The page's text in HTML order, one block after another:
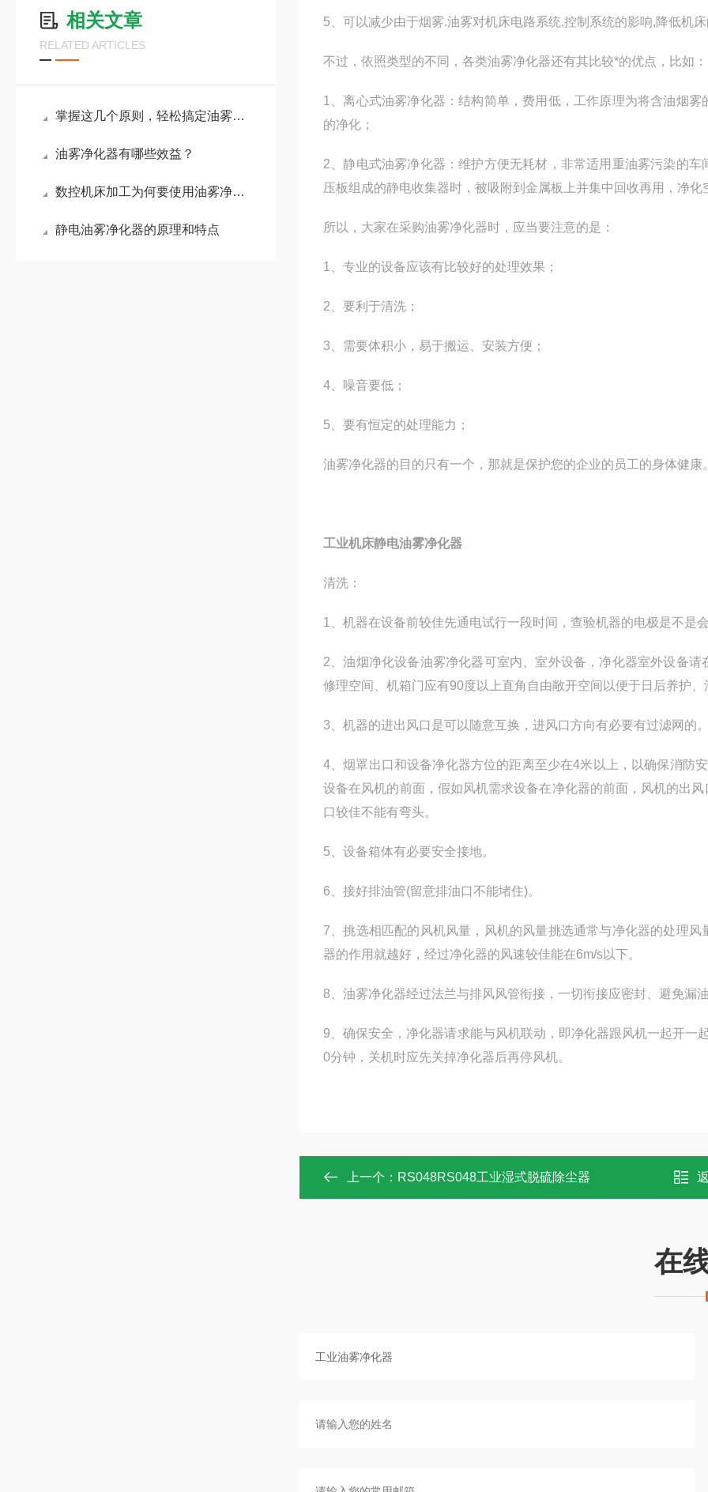
相关文章
RELATED ARTICLES
掌握这几个原则，轻松搞定油雾烟雾收集器的选购难题
油雾净化器有哪些效益？
数控机床加工为何要使用油雾净化收集器？
静电油雾净化器的原理和特点
5、可以减少由于烟雾.油雾对机床电路系统,控制系统的影响,降低机床
不过，依照类型的不同，各类油雾净化器还有其比较*的优点，比如：
1、离心式油雾净化器：结构简单，费用低，工作原理为将含油烟
的净化；
2、静电式油雾净化器：维护方便无耗材，非常适用重油雾污染的
压板组成的静电收集器时，被吸附到金属板上并集中回收再用，净化
所以，大家在采购油雾净化器时，应当要注意的是：
1、专业的设备应该有比较好的处理效果；
2、要利于清洗；
3、需要体积小，易于搬运、安装方便；
4、噪音要低；
5、要有恒定的处理能力；
油雾净化器的目的只有一个，那就是保护您的企业的员工的身体健康。
工业机床静电油雾净化器
清洗：
1、机器在设备前较佳先通电试行一段时间，查验机器的电极是不是
2、油烟净化设备油雾净化器可室内、室外设备，净化器室外设备
修理空间、机箱门应有90度以上直角自由敞开空间以便于日后养护、
3、机器的进出风口是可以随意互换，进风口方向有必要有过滤网的。
4、烟罩出口和设备净化器方位的距离至少在4米以上，以确保消防
设备在风机的前面，假如风机需求设备在净化器的前面，风机的出
口较佳不能有弯头。
5、设备箱体有必要安全接地。
6、接好排油管(留意排油口不能堵住)。
7、挑选相匹配的风机风量，风机的风量挑选通常与净化器的处理
器的作用就越好，经过净化器的风速较佳能在6m/s以下。
8、油雾净化器经过法兰与排风风管衔接，一切衔接应密封、避免漏油
9、确保安全，净化器请求能与风机联动，即净化器跟风机一起开
0分钟，关机时应先关掉净化器后再停风机。
上一个： RS048RS048工业湿式脱硫除尘器
在